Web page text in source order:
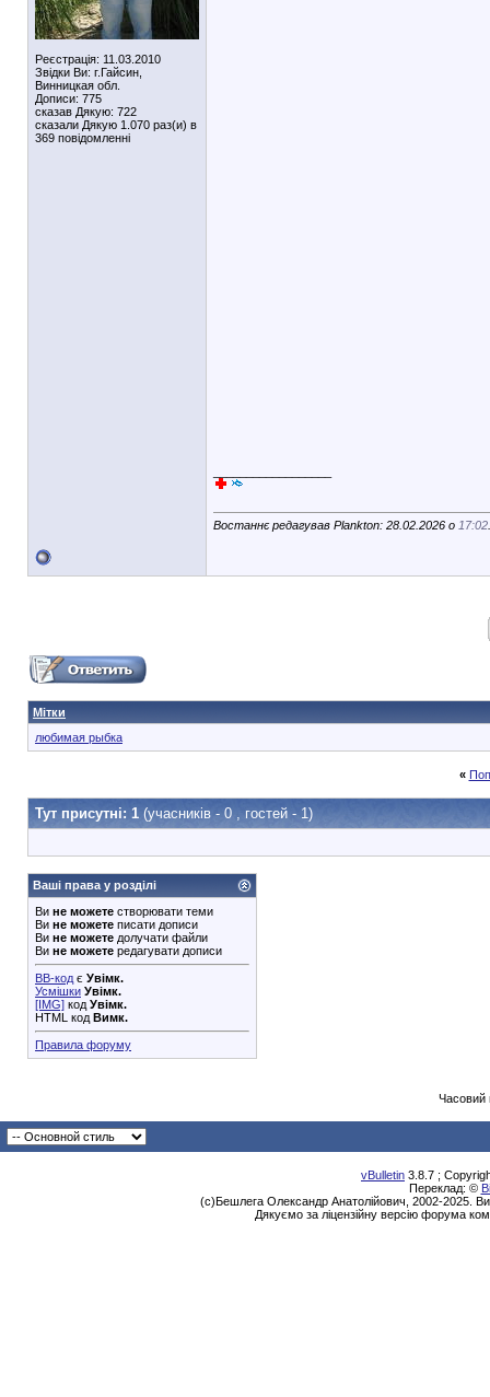
Реєстрація: 11.03.2010
Звідки Ви: г.Гайсин,
Винницкая обл.
Дописи: 775
сказав Дякую: 722
сказали Дякую 1.070 раз(и) в
369 повідомленні
Востаннє редагував Plankton: 28.02.2026 о 17:02
Мітки
любимая рыбка
«
Тут присутні: 1 (учасників - 0 , гостей - 1)
Ваші права у розділі
Ви не можете створювати теми
Ви не можете писати дописи
Ви не можете долучати файли
Ви не можете редагувати дописи
BB-код є Увімк.
Усмішки Увімк.
[IMG] код Увімк.
HTML код Вимк.
Правила форуму
Часовий
vBulletin 3.8.7 ;
Переклад: ©
(с)Бешлега Олександр Анатолійович, 2002-2025.
Дякуємо за ліцензійну версію форума